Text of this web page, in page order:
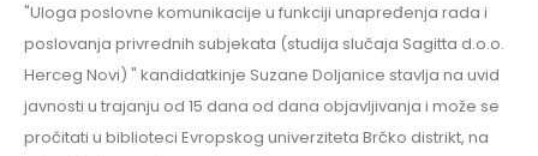
"Uloga poslovne komunikacije u funkciji unapređenja rada i
poslovanja privrednih subjekata (studija slučaja Sagitta d.o.o.
Herceg Novi) " kandidatkinje Suzane Doljanice stavlja na uvid
javnosti u trajanju od 15 dana od dana objavljivanja i može se
pročitati u biblioteci Evropskog univerziteta Brčko distrikt, na